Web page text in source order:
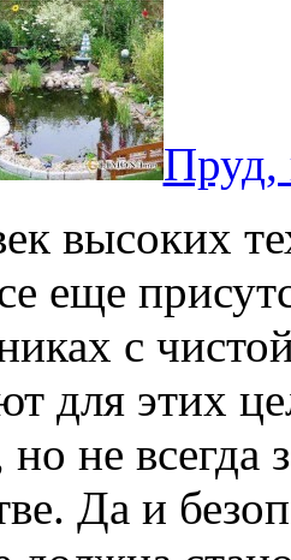
Пруд,
высоких
еще
с
для этих
не
Да и